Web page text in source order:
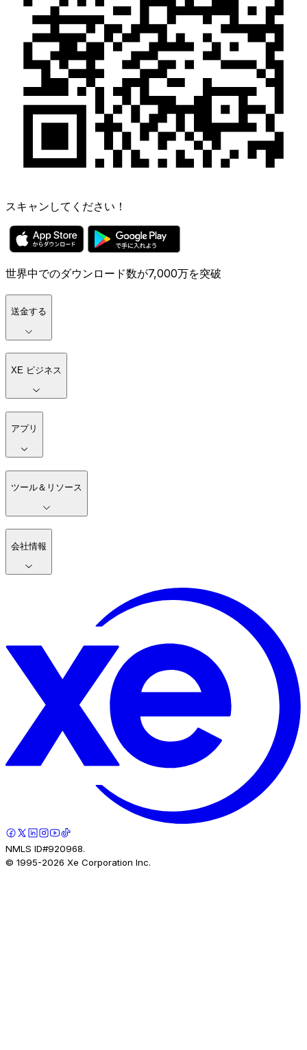
スキャンしてください！
世界中でのダウンロード数が7,000万を突破
送金する
XE ビジネス
アプリ
ツール＆リソース
会社情報
NMLS ID#920968.
© 1995-2026 Xe Corporation Inc.